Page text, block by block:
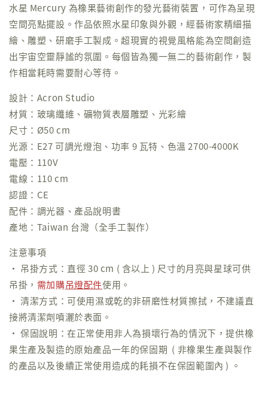
水星 Mercury 為橡果藝術創作的發光藝術裝置，可作為呈現
空間亮點擺設。作品依照水星印象與外觀，經藝術家精細描
繪、雕塑、研磨手工製成。超現實的視覺風格能為空間創造
出宇宙空靈靜謐的氛圍。每個皆為獨一無二的藝術創作，製
作相當耗時需要耐心等待。
設計：Acron Studio
材質：玻璃纖維、礦物質表層雕塑、光彩繪
尺寸：Ø50 cm
光源：E27 可調光燈泡、功率 9 瓦特、色溫 2700-4000K
電壓：110V
電線：110 cm
認證：CE
配件：調光器、產品說明書
產地：Taiwan 台灣（全手工製作）
注意事項
• 吊掛方式：直徑 30 cm ( 含以上 ) 尺寸的月亮與星球可供
吊掛， 需加購吊燈配件使用。
• 清潔方式：可使用濕或乾的非研磨性材質擦拭，不建議直
接將清潔劑噴灑於表面。
• 保固說明：在正常使用非人為損壞行為的情況下，提供橡
果生產及製造的原始產品一年的保固期 ( 非橡果生產與製作
的產品以及後續正常使用造成的耗損不在保固範圍內 ) 。